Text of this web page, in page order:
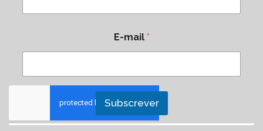
E-mail *
Subscrever